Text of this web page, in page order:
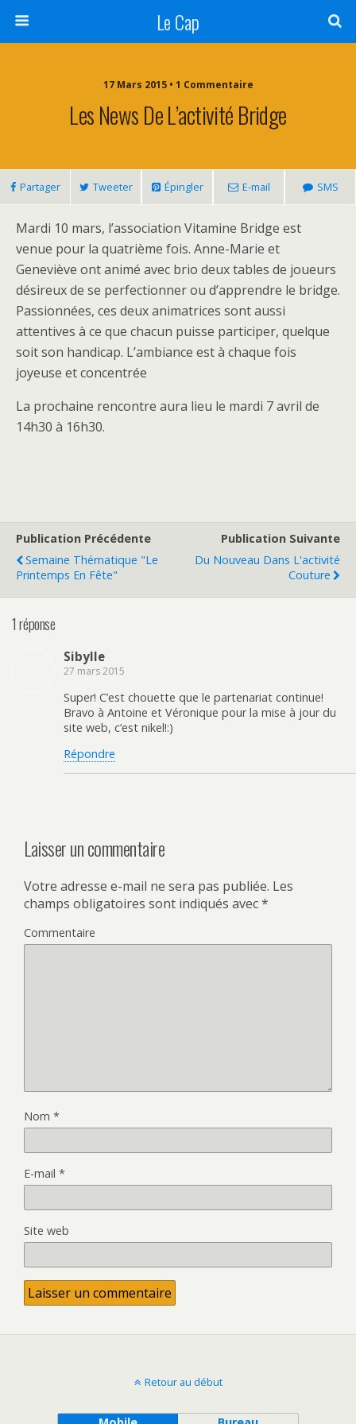
Le Cap
17 Mars 2015 • 1 Commentaire
Les News De L’activité Bridge
Partager Tweeter Épingler E-mail SMS
Mardi 10 mars, l’association Vitamine Bridge est
venue pour la quatrième fois. Anne-Marie et
Geneviève ont animé avec brio deux tables de joueurs
désireux de se perfectionner ou d’apprendre le bridge.
Passionnées, ces deux animatrices sont aussi
attentives à ce que chacun puisse participer, quelque
soit son handicap. L’ambiance est à chaque fois
joyeuse et concentrée
La prochaine rencontre aura lieu le mardi 7 avril de
14h30 à 16h30.
Publication Précédente
Semaine Thématique "le
Printemps En Fête"
Publication Suivante
Du Nouveau Dans L'activité
Couture
1 réponse
Sibylle
27 mars 2015
Super! C’est chouette que le partenariat continue!
Bravo à Antoine et Véronique pour la mise à jour du
site web, c’est nikel!:)
Répondre
Laisser un commentaire
Votre adresse e-mail ne sera pas publiée. Les
champs obligatoires sont indiqués avec*
Commentaire
Nom *
E-mail *
Site web
Retour au début